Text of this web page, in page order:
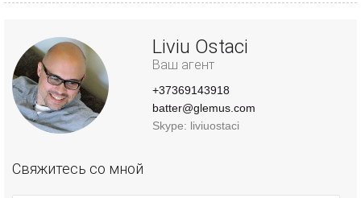
Liviu Ostaci
Ваш агент
+37369143918
batter@glemus.com
Skype: liviuostaci
Свяжитесь со мной